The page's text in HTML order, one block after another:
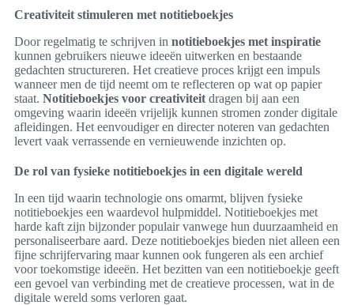
Creativiteit stimuleren met notitieboekjes
Door regelmatig te schrijven in notitieboekjes met inspiratie
kunnen gebruikers nieuwe ideeën uitwerken en bestaande
gedachten structureren. Het creatieve proces krijgt een impuls
wanneer men de tijd neemt om te reflecteren op wat op papier
staat. Notitieboekjes voor creativiteit dragen bij aan een
omgeving waarin ideeën vrijelijk kunnen stromen zonder digitale
afleidingen. Het eenvoudiger en directer noteren van gedachten
levert vaak verrassende en vernieuwende inzichten op.
De rol van fysieke notitieboekjes in een digitale wereld
In een tijd waarin technologie ons omarmt, blijven fysieke
notitieboekjes een waardevol hulpmiddel. Notitieboekjes met
harde kaft zijn bijzonder populair vanwege hun duurzaamheid en
personaliseerbare aard. Deze notitieboekjes bieden niet alleen een
fijne schrijfervaring maar kunnen ook fungeren als een archief
voor toekomstige ideeën. Het bezitten van een notitieboekje geeft
een gevoel van verbinding met de creatieve processen, wat in de
digitale wereld soms verloren gaat.